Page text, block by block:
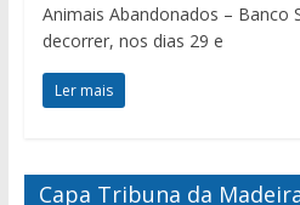
Animais Abandonados – Banco
decorrer, nos dias 29 e
Ler mais
Capa Tribuna da